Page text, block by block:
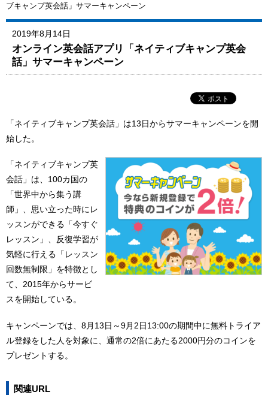
ブキャンプ英会話」サマーキャンペーン
2019年8月14日
オンライン英会話アプリ「ネイティブキャンプ英会
話」サマーキャンペーン
「ネイティブキャンプ英会話」は13日からサマーキャンペーンを開
始した。
「ネイティブキャンプ英
会話」は、100カ国の
「世界中から集う講
師」、思い立った時にレ
ッスンができる「今すぐ
レッスン」、反復学習が
気軽に行える「レッスン
回数無制限」を特徴とし
て、2015年からサービ
スを開始している。
キャンペーンでは、8月13日～9月2日13:00の期間中に無料トライア
ル登録をした人を対象に、通常の2倍にあたる2000円分のコインを
プレゼントする。
関連URL